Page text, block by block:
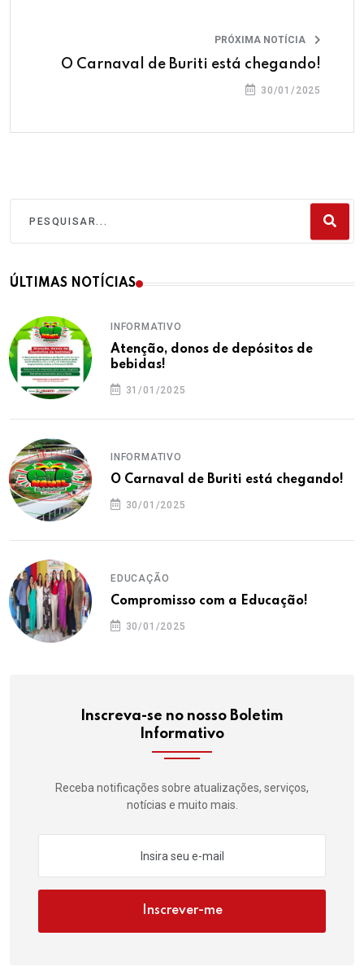
PRÓXIMA NOTÍCIA
O Carnaval de Buriti está chegando!
30/01/2025
ÚLTIMAS NOTÍCIAS
INFORMATIVO
Atenção, donos de depósitos de
bebidas!
31/01/2025
INFORMATIVO
O Carnaval de Buriti está chegando!
30/01/2025
EDUCAÇÃO
Compromisso com a Educação!
30/01/2025
Inscreva-se no nosso Boletim
Informativo
Receba notificações sobre atualizações, serviços,
notícias e muito mais.
Inscrever-me